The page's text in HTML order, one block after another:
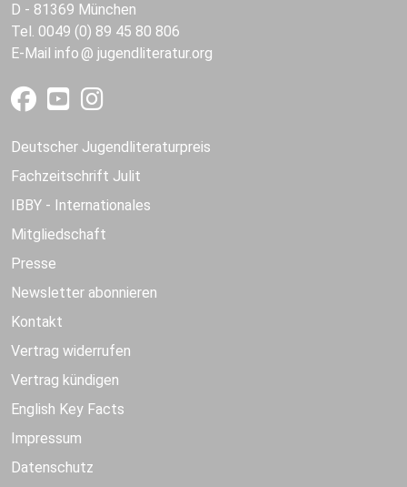
D - 81369 München
Tel. 0049 (0) 89 45 80 806
E-Mail info jugendliteratur.org
Deutscher Jugendliteraturpreis
Fachzeitschrift Julit
IBBY - Internationales
Mitgliedschaft
Presse
Newsletter abonnieren
Kontakt
Vertrag widerrufen
Vertrag kündigen
English Key Facts
Impressum
Datenschutz